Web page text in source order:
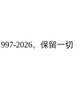
2026。保留一切